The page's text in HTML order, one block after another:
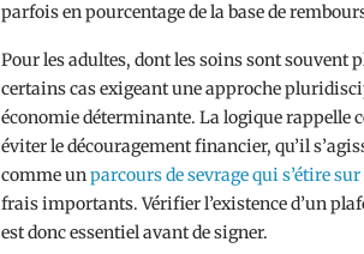
parfois en pourcentage de la base de
Pour les adultes, dont les soins sont souvent
certains cas exigeant une approche
économie déterminante. La logique rappelle
éviter le découragement financier, qu’il
comme unparcours de sevrage qui s’étire
frais importants. Vérifier l’existence d’un
est donc essentiel avant de signer.